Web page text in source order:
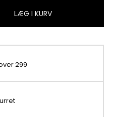
LÆG I KURV
299